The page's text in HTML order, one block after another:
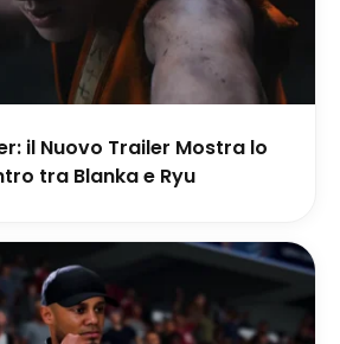
il Nuovo Trailer Mostra lo
tra Blanka e Ryu